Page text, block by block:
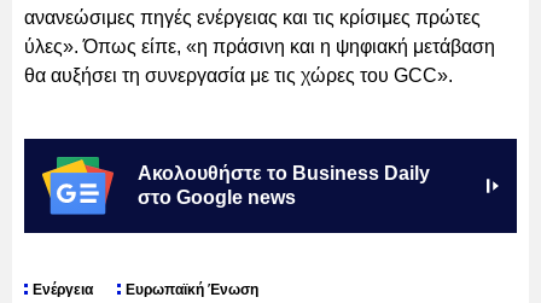
ανανεώσιμες πηγές ενέργειας και τις κρίσιμες πρώτες
ύλες». Όπως είπε, «η πράσινη και η ψηφιακή μετάβαση
θα αυξήσει τη συνεργασία με τις χώρες του GCC».
Ακολουθήστε το Business Daily
στο Google news
Ενέργεια
Ευρωπαϊκή Ένωση